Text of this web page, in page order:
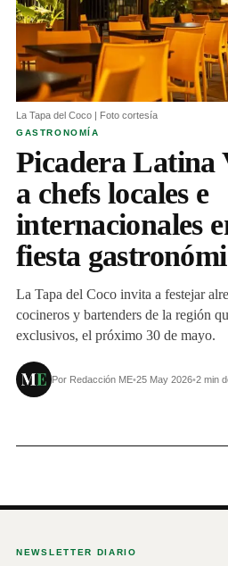
GASTRONOMÍA
Picadera Latina
a chefs locales e
internacionales
fiesta
La Tapa del Coco invita a festejar
cocineros y bartenders de la región
exclusivos, el próximo 30 de mayo.
Por Redacción ME•25 May 2026•2 min
La Tapa del Coco | Foto cortesía
NEWSLETTER DIARIO